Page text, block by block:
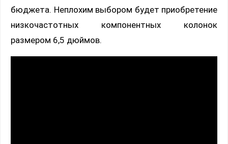
бюджета. Неплохим выбором будет приобретение
низкочастотных компонентных колонок
размером 6,5 дюймов.